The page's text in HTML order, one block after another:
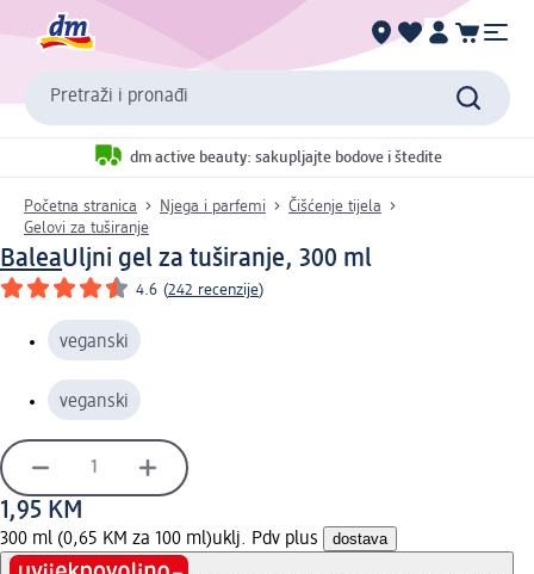
Pretraži i pronađi
dm active beauty: sakupljajte bodove i štedite
Početna stranica Njega i parfemi
Čišćenje tijela
Gelovi za tuširanje
BaleaUljni gel za tuširanje, 300 ml
4.6 (242 recenzije)
veganski
veganski
1,95 KM
300 ml (0,65 KM za 100 ml)uklj. Pdv plus dostava